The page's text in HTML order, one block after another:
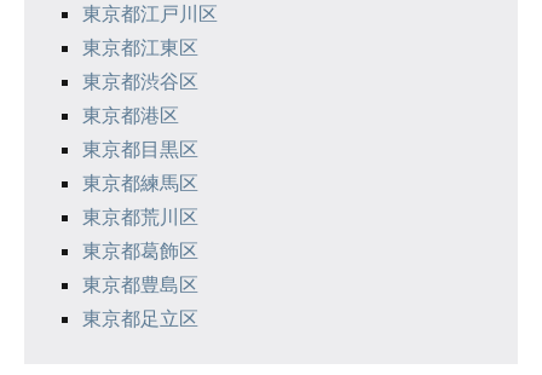
東京都江戸川区
東京都江東区
東京都渋谷区
東京都港区
東京都目黒区
東京都練馬区
東京都荒川区
東京都葛飾区
東京都豊島区
東京都足立区